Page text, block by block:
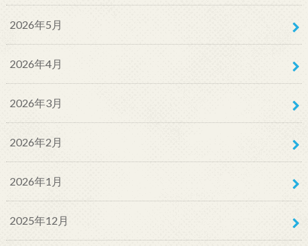
2026年5月
2026年4月
2026年3月
2026年2月
2026年1月
2025年12月